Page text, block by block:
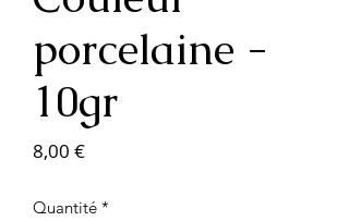
porcelaine -
10gr
8,00 €Prix
Quantité *